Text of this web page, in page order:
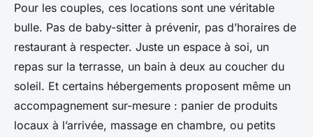
Pour les couples, ces locations sont une véritable
bulle. Pas de baby-sitter à prévenir, pas d’horaires de
restaurant à respecter. Juste un espace à soi, un
repas sur la terrasse, un bain à deux au coucher du
soleil. Et certains hébergements proposent même un
accompagnement sur-mesure : panier de produits
locaux à l’arrivée, massage en chambre, ou petits